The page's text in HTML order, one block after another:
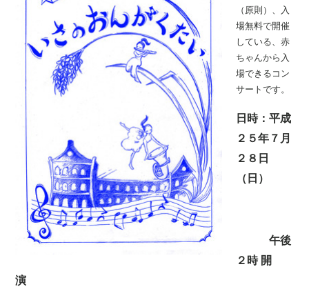
（原則）、入
場無料で開催
している、赤
ちゃんから入
場できるコン
サートです。
日時： 平成
２５年７月
２８日
（日）
午後
２時 開
演